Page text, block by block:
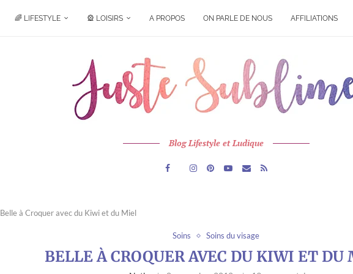
🌈 LIFESTYLE 🎡 LOISIRS A PROPOS ON PARLE DE NOUS AFFILIATIONS
Blog Lifestyle et Ludique
Belle à Croquer avec du Kiwi et du Miel
Soins Soins du visage
BELLE À CROQUER AVEC DU KIWI ET DU